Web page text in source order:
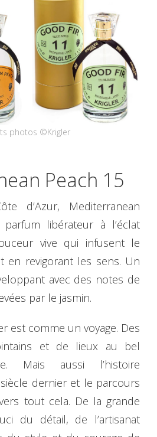
photos ©Krigler
Peach 15
d’Azur, Mediterranean
libérateur à l’éclat
vive qui infusent le
en revigorant les sens. Un
avec des notes de
par le jasmin.
est comme un voyage. Des
et de lieux au bel
Mais aussi l’histoire
dernier et le parcours
tout cela. De la grande
du détail, de l’artisanat